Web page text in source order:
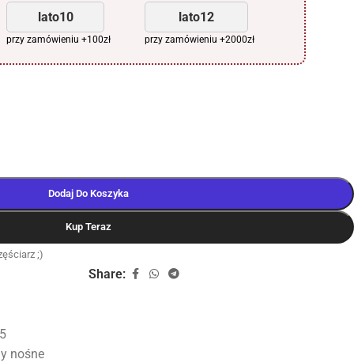
lato10
przy zamówieniu +100zł
lato12
przy zamówieniu +2000zł
Dodaj Do Koszyka
Kup Teraz
;)
Share:
nośne